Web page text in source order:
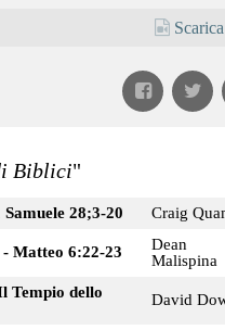
Biblici"
28;3-20 Craig
Matteo 6:22-23
Dean
Malispina
Tempio dello
David